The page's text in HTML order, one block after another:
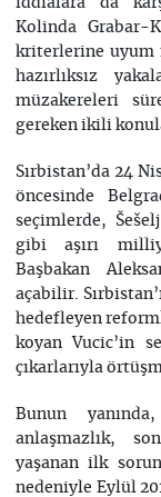
iddialara da
Kolinda Grabar-
kriterlerine uyum
hazırlıksız
müzakereleri
gereken ikili
Sırbistan’da 24
öncesinde
seçimlerde,
gibi aşırı
Başbakan
açabilir.
hedefleyen
koyan Vucic’in
çıkarlarıyla
Bunun
anlaşmazlık,
yaşanan ilk
nedeniyle Eylül